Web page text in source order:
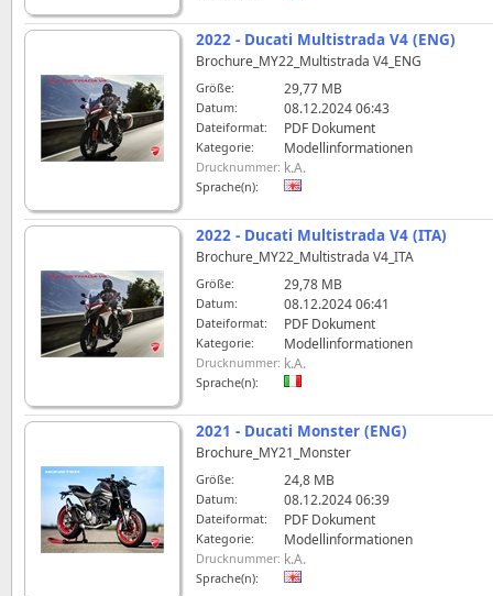
2022 - Ducati Multistrada V4 (ENG)
Brochure_MY22_Multistrada V4_ENG
Größe: 29,77 MB
Datum: 08.12.2024 06:43
Dateiformat: PDF Dokument
Kategorie: Modellinformationen
Drucknummer: k.A.
Sprache(n):
2022 - Ducati Multistrada V4 (ITA)
Brochure_MY22_Multistrada V4_ITA
Größe: 29,78 MB
Datum: 08.12.2024 06:41
Dateiformat: PDF Dokument
Kategorie: Modellinformationen
Drucknummer: k.A.
Sprache(n):
2021 - Ducati Monster (ENG)
Brochure_MY21_Monster
Größe: 24,8 MB
Datum: 08.12.2024 06:39
Dateiformat: PDF Dokument
Kategorie: Modellinformationen
Drucknummer: k.A.
Sprache(n):